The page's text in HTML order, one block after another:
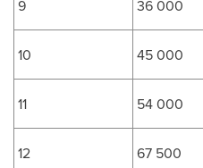
9 36 000
10 45 000
11 54 000
12 67 500